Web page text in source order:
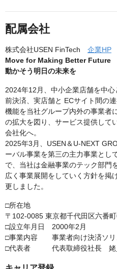
配属会社
株式会社USEN FinTech 企業HP
Move for Making Better Future
動かそう明日の未来を
2024年12月、中小企業店舗を中
前決済、実店舗と ECサイト間の
機能を当社グループ内外の事業者
の拡大を図り、サービス提供して
会社化へ。
2025年3月、USEN＆U-NEXT
ーバル事業を第三の主力事業とし
で、当社は金融事業のテック部門
広く事業展開をしていく方針を掲
更しました。
□所在地
〒102-0085 東京都千代田区六番
□設立年月日 2000年2月
□事業内容 事業者向け決済ソリ
□代表者 代表取締役社長 姥